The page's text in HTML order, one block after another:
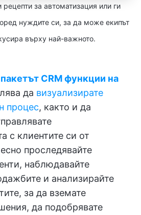
рецепти за автоматизация или ги
нуждите си, за да може екипът
върху най-важното.
пакетът CRM функции на
да визуализирате
процес, както и да
с клиентите си от
проследявайте
наблюдавайте
и анализирайте
за да вземате
да подобрявате